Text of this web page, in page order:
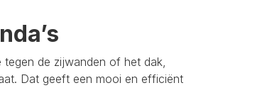
de zijwanden of het dak,
Dat geeft een mooi en efficiënt